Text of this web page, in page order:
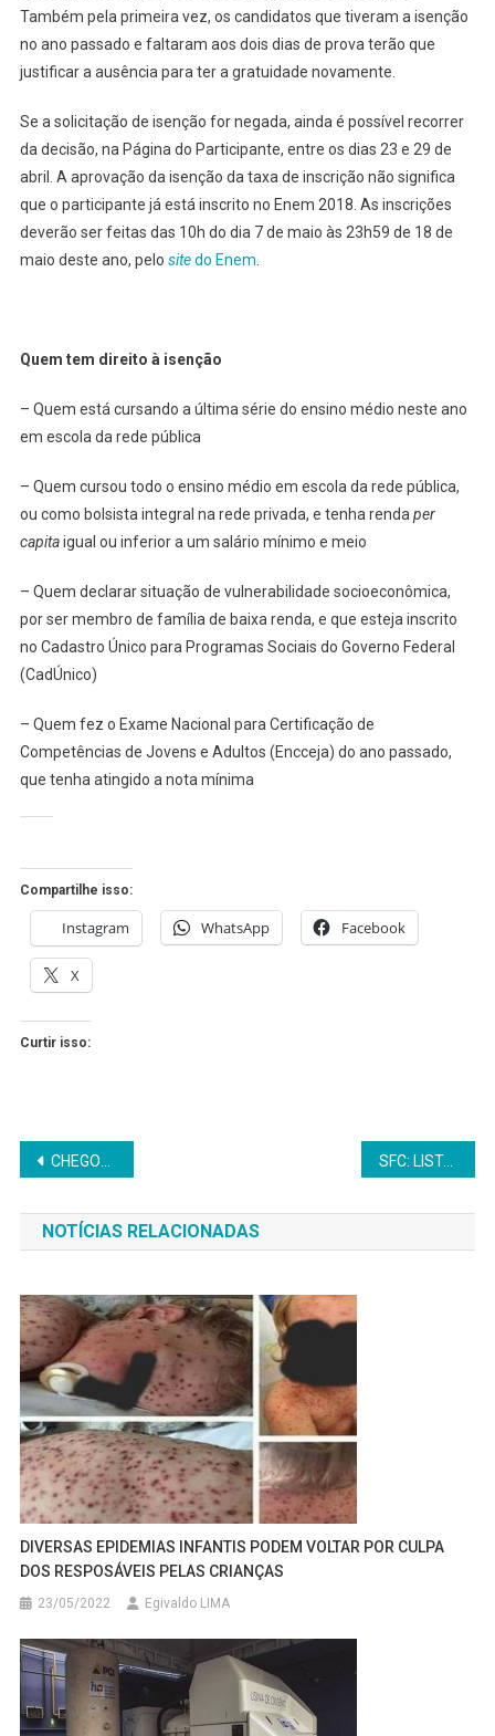
DO
ENEM?
SE
Também pela primeira vez, os candidatos que tiveram a isenção
no ano passado e faltaram aos dois dias de prova terão que
justificar a ausência para ter a gratuidade novamente.
Se a solicitação de isenção for negada, ainda é possível recorrer
da decisão, na Página do Participante, entre os dias 23 e 29 de
abril. A aprovação da isenção da taxa de inscrição não significa
que o participante já está inscrito no Enem 2018. As inscrições
deverão ser feitas das 10h do dia 7 de maio às 23h59 de 18 de
maio deste ano, pelo sitedo Enem
Quem tem direito à isenção
– Quem está cursando a última série do ensino médio neste ano
em escola da rede pública
– Quem cursou todo o ensino médio em escola da rede pública,
ou como bolsista integral na rede privada, e tenha renda per
capitaigual ou inferior a um salário mínimo e meio
– Quem declarar situação de vulnerabilidade socioeconômica,
por ser membro de família de baixa renda, e que esteja inscrito
no Cadastro Único para Programas Sociais do Governo Federal
(CadÚnico)
– Quem fez o Exame Nacional para Certificação de
Competências de Jovens e Adultos (Encceja) do ano passado,
que tenha atingido a nota mínima
Compartilhe isso:
Instagram WhatsApp Facebook
X
Curtir isso:
Navegação
de
Post
CHEGOU NOVO CARREGAMENTO DE BATERIAS NA SANTIAGO CICLO SFC: LISTA DE EXONERADOS DA PRFEITURA
NOTÍCIAS RELACIONADAS
DIVERSAS EPIDEMIAS INFANTIS PODEM VOLTAR POR CULPA
DOS RESPOSÁVEIS PELAS CRIANÇAS
23/05/2022 Egivaldo LIMA